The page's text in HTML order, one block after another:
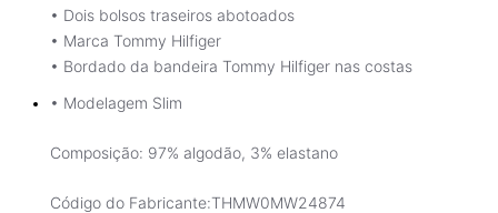
• Dois bolsos traseiros abotoados
• Marca Tommy Hilfiger
• Bordado da bandeira Tommy Hilfiger nas costas
• Modelagem Slim
Composição: 97% algodão, 3% elastano
Código do Fabricante:THMW0MW24874